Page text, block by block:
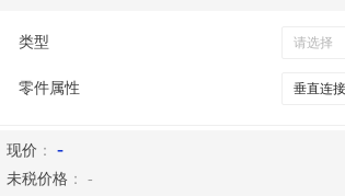
类型
零件属性
现价 ： -
未税价格 ： -